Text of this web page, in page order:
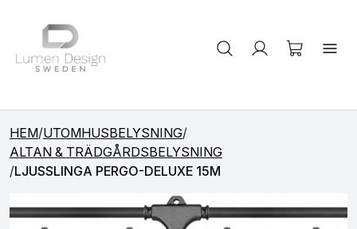
Sök på produkter
HEM/UTOMHUSBELYSNING/
ALTAN & TRÄDGÅRDSBELYSNING
/LJUSSLINGA PERGO-DELUXE 15M